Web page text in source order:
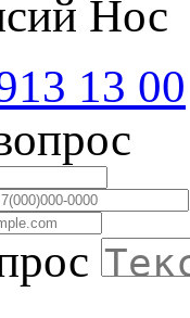
Нос
13 00